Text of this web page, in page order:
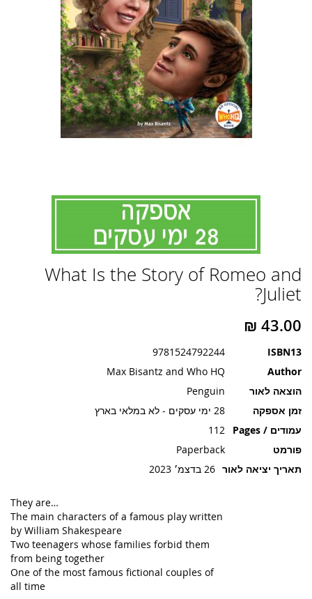
What Is the Story of Romeo and
Juliet?
ISBN13
9781524792244
Author
Max Bisantz and Who HQ
הוצאה לאור
Penguin
זמן אספקה
28 ימי עסקים - לא במלאי בארץ
עמודים / Pages
112
פורמט
Paperback
תאריך יציאה לאור 26 בדצמ׳ 2023
They are…
The main characters of a famous play written
by William Shakespeare
Two teenagers whose families forbid them
from being together
One of the most famous fictional couples of
all time
להתחלה
של
גלריית